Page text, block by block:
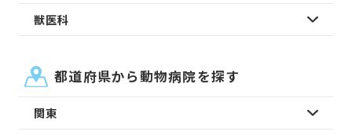
獣医科
都道府県から動物病院を探す
関東